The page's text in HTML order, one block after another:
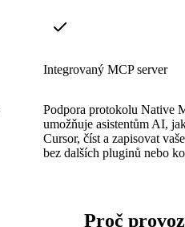
Integrovaný MCP server
Podpora protokolu Native
umožňuje asistentům AI,
Cursor, číst a zapisovat
bez dalších pluginů nebo
Proč